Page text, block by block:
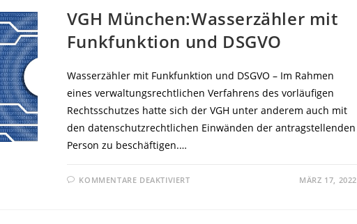
VGH München:Wasserzähler mit
Funkfunktion und DSGVO
Wasserzähler mit Funkfunktion und DSGVO – Im Rahmen
eines verwaltungsrechtlichen Verfahrens des vorläufigen
Rechtsschutzes hatte sich der VGH unter anderem auch mit
den datenschutzrechtlichen Einwänden der antragstellenden
Person zu beschäftigen.…
KOMMENTARE DEAKTIVIERTFÜR MÄRZ 17, 2022